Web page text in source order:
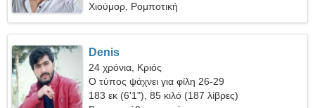
Χιούμορ, Ρομποτική
Denis
24 χρόνια, Κριός
Ο τύπος ψάχνει για φίλη 26-29
183 εκ (6'1"), 85 κιλό (187 λίβρες)